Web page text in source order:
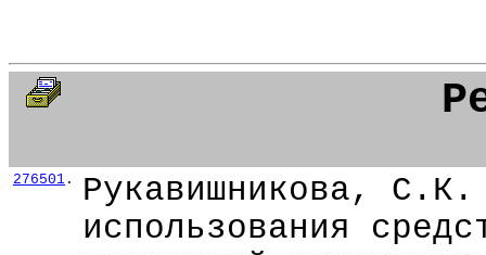
276501 .
Рукавишникова, С.К.
использования